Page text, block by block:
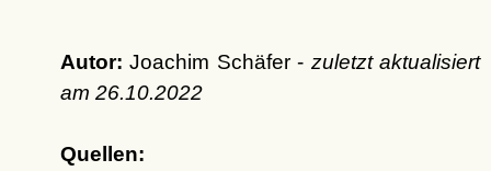
Autor: Joachim Schäfer - zuletzt aktualisiert
am 26.10.2022
Quellen: